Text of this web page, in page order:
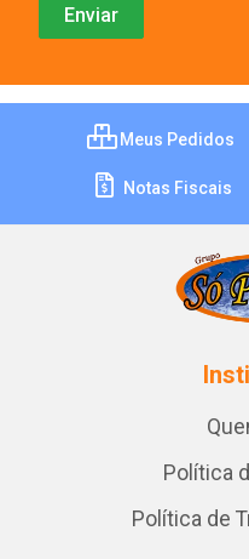
Meus Pedidos
Notas Fiscais
Política
Política de